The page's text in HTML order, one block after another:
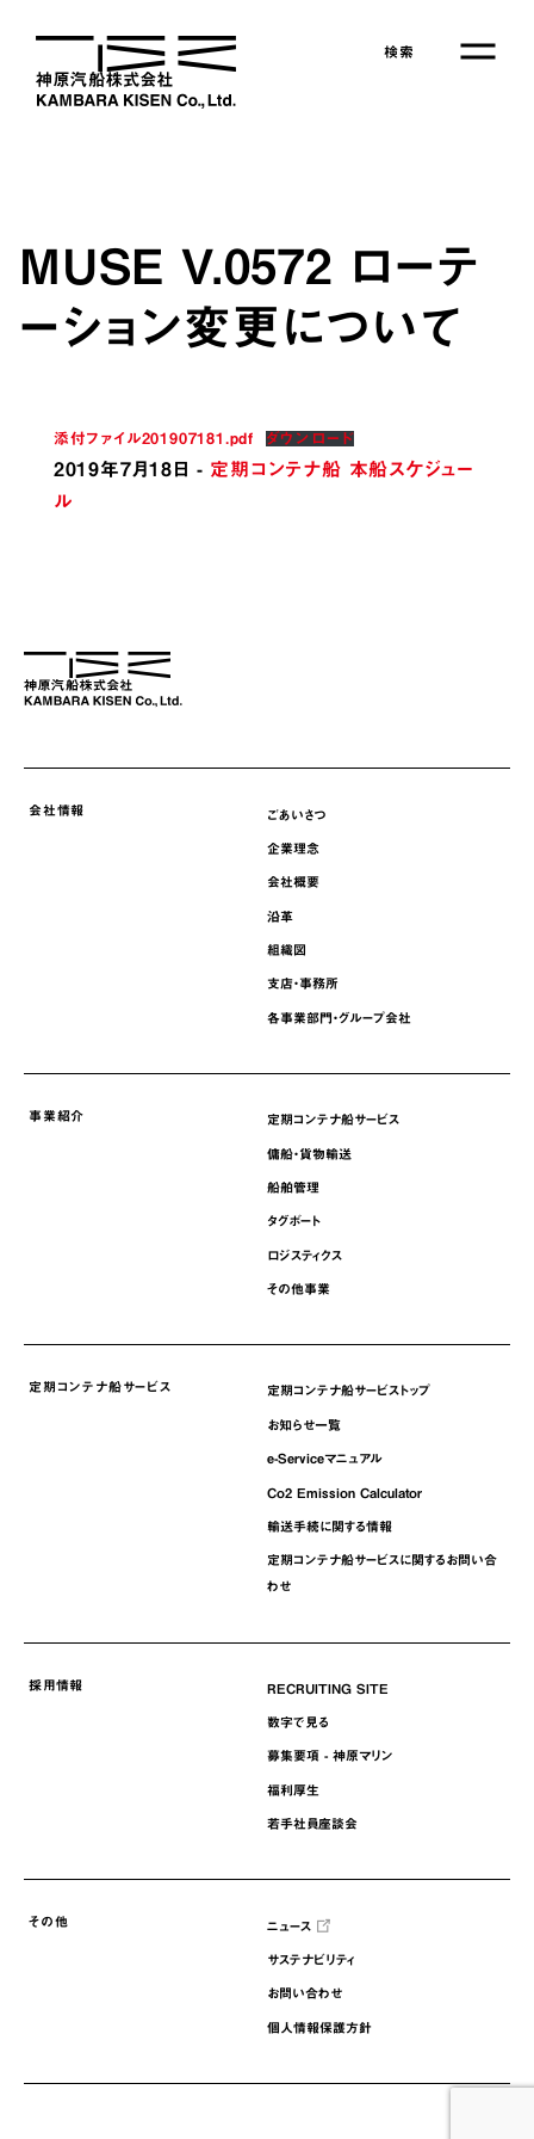
content
検索
事業紹介
定期コンテナ船サービス
サステナビリティ
English
MUSE V.0572 ローテ
ーション変更について
添付ファイル201907181.pdf ダウンロード
2019年7月18日 - 定期コンテナ船 本船スケジュー
ル
会社情報 ごあいさつ
企業理念
会社概要
沿革
組織図
支店・事務所
各事業部門・グループ会社
事業紹介 定期コンテナ船サービス
傭船・貨物輸送
船舶管理
タグボート
ロジスティクス
その他事業
定期コンテナ船サービス 定期コンテナ船サービストップ
お知らせ一覧
e-Serviceマニュアル
Co2 Emission Calculator
輸送手続に関する情報
定期コンテナ船サービスに関するお問い合
わせ
採用情報 RECRUITING SITE
数字で見る
募集要項 - 神原マリン
福利厚生
若手社員座談会
その他 ニュース
サステナビリティ
お問い合わせ
個人情報保護方針